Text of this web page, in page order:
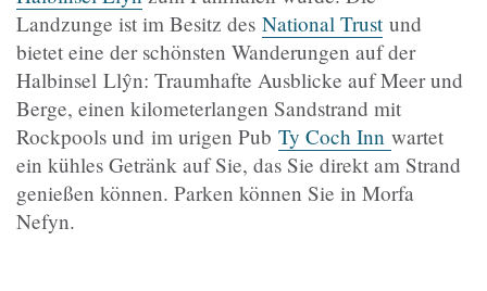
Landzunge ist im Besitz des National Trustund
bietet eine der schönsten Wanderungen auf der
Halbinsel Llŷn: Traumhafte Ausblicke auf Meer und
Berge, einen kilometerlangen Sandstrand mit
Rockpools und im urigen Pub Ty Coch Inn wartet
ein kühles Getränk auf Sie, das Sie direkt am Strand
genießen können. Parken können Sie in Morfa
Nefyn.